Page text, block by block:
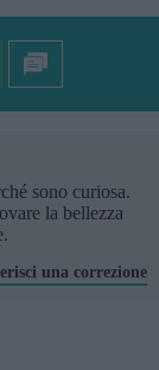
sono curiosa.
la bellezza
una correzione